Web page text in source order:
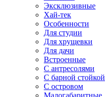
Эксклюзивные
Хай-тек
Особенности
Для студии
Для хрущевки
Для дачи
Встроенные
С антресолями
С барной стойкой
С островом
Малогабаритные